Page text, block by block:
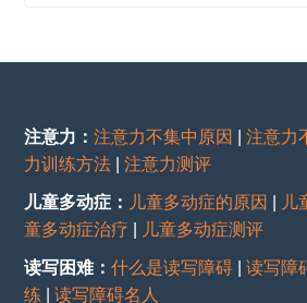
注意力：注意力不集中原因 |注意力
力训练方法 |注意力测评
儿童多动症： 儿童多动症的原因 儿
童多动症治疗
儿童多动症测评
读写困难：什么是读写障碍 |读写障
练 |读写障碍名人